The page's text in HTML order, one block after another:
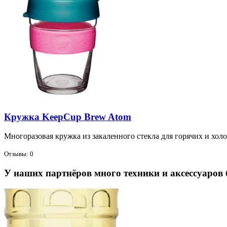
Кружка KeepCup Brew Atom
Мно­го­ра­зо­вая круж­ка из за­ка­лен­но­го стек­ла для го­ря­чих и
Отзывы: 0
У наших партнёров много техники и аксессуаров